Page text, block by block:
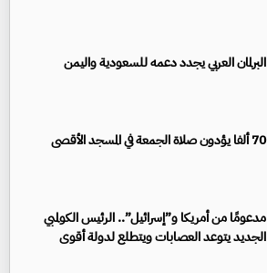
البرلمان العربي يجدد دعمه للسعودية واليمن
70 ألفا يؤدون صلاة الجمعة في المسجد الأقصى
مدعومًا من أمريكا و”إسرائيل”.. الرئيس الكولمبي
الجديد يتوعد العصابات ويتطلع لدولة أقوى